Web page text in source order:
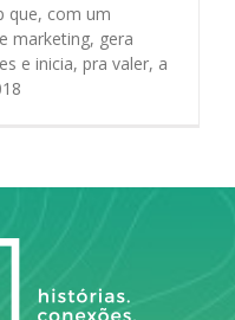
que, com um
marketing, gera
e inicia, pra valer, a